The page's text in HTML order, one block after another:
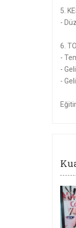
5.
-
6.
-
-
-